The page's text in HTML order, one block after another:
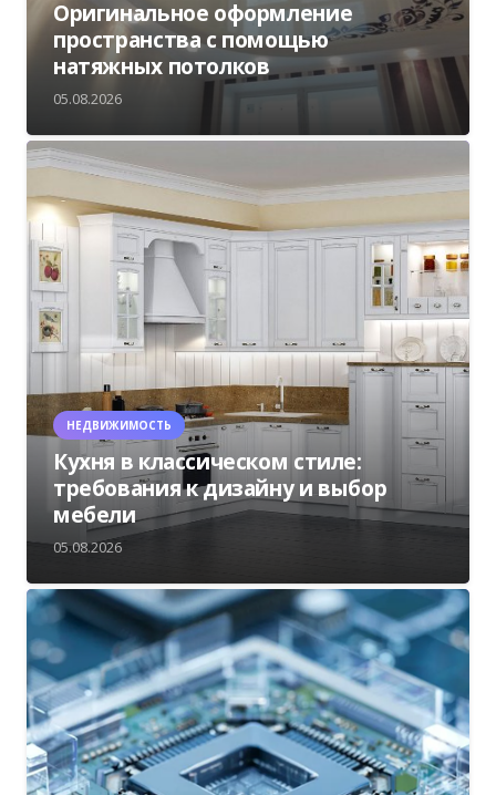
Оригинальное оформление
пространства с помощью
натяжных потолков
05.08.2026
НЕДВИЖИМОСТЬ
Кухня в классическом стиле:
требования к дизайну и выбор
мебели
05.08.2026